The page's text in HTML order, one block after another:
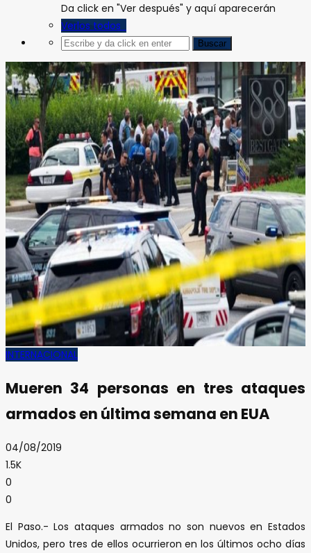
Da click en "Ver después" y aquí aparecerán
Verlos todos
INTERNACIONAL
Mueren 34 personas en tres ataques
armados en última semana en EUA
04/08/2019
1.5K
0
0
El Paso.- Los ataques armados no son nuevos en Estados
Unidos, pero tres de ellos ocurrieron en los últimos ocho días